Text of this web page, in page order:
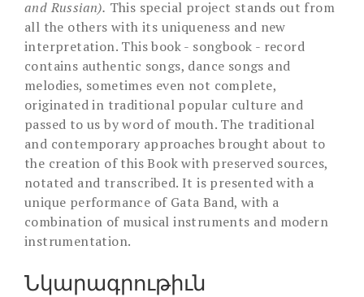
and Russian). This special project stands out from
all the others with its uniqueness and new
interpretation. This book - songbook - record
contains authentic songs, dance songs and
melodies, sometimes even not complete,
originated in traditional popular culture and
passed to us by word of mouth. The traditional
and contemporary approaches brought about to
the creation of this Book with preserved sources,
notated and transcribed. It is presented with a
unique performance of Gata Band, with a
combination of musical instruments and modern
instrumentation.
Նկարագրութիւն